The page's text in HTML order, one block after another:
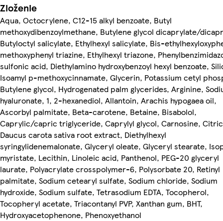
Zloženie
Aqua, Octocrylene, C12-15 alkyl benzoate, Butyl
methoxydibenzoylmethane, Butylene glycol dicaprylate/
Butyloctyl salicylate, Ethylhexyl salicylate, Bis-
methoxyphenyl triazine, Ethylhexyl triazone,
sulfonic acid, Diethylamino hydroxybenzoyl hexyl benzoate,
Isoamyl p-methoxycinnamate, Glycerin, Potassium cetyl
Butylene glycol, Hydrogenated palm glycerides, Arginine,
hyaluronate, 1, 2-hexanediol, Allantoin, Arachis hypogaea oil,
Ascorbyl palmitate, Beta-carotene, Betaine, Bisabolol,
Caprylic/capric triglyceride, Caprylyl glycol, Carnosine,
Daucus carota sativa root extract, Diethylhexyl
syringylidenemalonate, Glyceryl oleate, Glyceryl stearate,
myristate, Lecithin, Linoleic acid, Panthenol, PEG-20 glyceryl
laurate, Polyacrylate crosspolymer-6, Polysorbate 20, Retinyl
palmitate, Sodium cetearyl sulfate, Sodium chloride, Sodium
hydroxide, Sodium sulfate, Tetrasodium EDTA, Tocopherol,
Tocopheryl acetate, Triacontanyl PVP, Xanthan gum, BHT,
Hydroxyacetophenone, Phenoxyethanol